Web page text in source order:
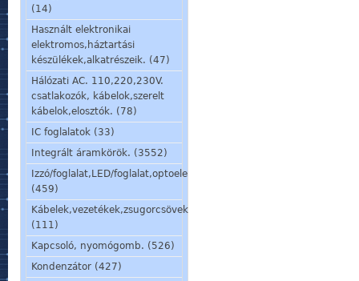
(14)
Használt elektronikai
elektromos,háztartási
készülékek,alkatrészeik. (47)
Hálózati AC. 110,220,230V.
csatlakozók, kábelok,szerelt
kábelok,elosztók. (78)
IC foglalatok (33)
Integrált áramkörök. (3552)
Izzó/foglalat,LED/foglalat,optoelem,kijelző,jelzőlámpa.
(459)
Kábelek,vezetékek,zsugorcsövek,szigetelőcsövek.
(111)
Kapcsoló, nyomógomb. (526)
Kondenzátor (427)